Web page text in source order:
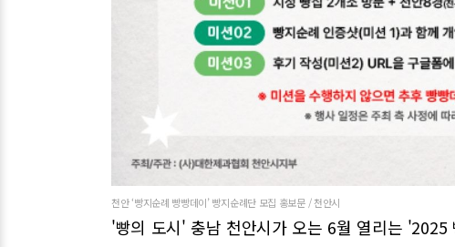
천안 ‘빵지순례 빵빵데이’ 빵지순례단 모집 홍보문 / 천안시
'빵의 도시' 충남 천안시가 오는 6월 열리는